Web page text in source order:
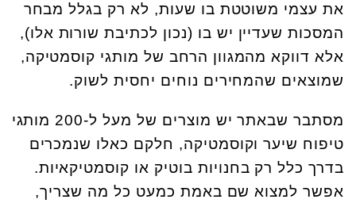
את עצמי משוטטת בו שעות, לא רק בגלל מבחר
המסכות שעדיין יש בו (נכון לכתיבת שורות אלו),
אלא דווקא מהמגוון הרחב של מותגי קוסמטיקה,
שמוצאים שהמחירים נוחים יחסית לשוק.
מסתבר שבאתר יש מוצרים של מעל ל-200 מותגי
טיפוח שיער וקוסמטיקה, חלקם כאלו שנמכרים
בדרך כלל רק בחנויות בוטיק או קוסמטיקאיות.
אפשר למצוא שם באמת כמעט כל מה שצריך,